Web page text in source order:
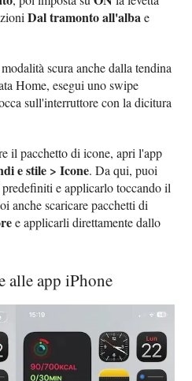
Dal tramonto all'albae
scura anche dalla tendina
Home, esegui uno swipe
sull'interruttore con la dicitura
il pacchetto di icone, apri l'app
e stile > Icone. Da qui, puoi
e applicarlo toccando il
anche scaricare pacchetti di
e applicarli direttamente dallo
alle app iPhone